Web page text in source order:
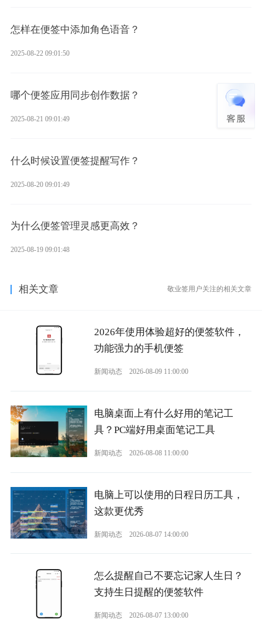
怎样在便签中添加角色语音？
2025-08-22 09:01:50
哪个便签应用同步创作数据？
2025-08-21 09:01:49
什么时候设置便签提醒写作？
2025-08-20 09:01:49
为什么便签管理灵感更高效？
2025-08-19 09:01:48
相关文章 敬业签用户关注的相关文章
2026年使用体验超好的便签软件，
功能强力的手机便签
新闻动态 2026-08-09 11:00:00
电脑桌面上有什么好用的笔记工
具？PC端好用桌面笔记工具
新闻动态 2026-08-08 11:00:00
电脑上可以使用的日程日历工具，
这款更优秀
新闻动态 2026-08-07 14:00:00
怎么提醒自己不要忘记家人生日？
支持生日提醒的便签软件
新闻动态 2026-08-07 13:00:00